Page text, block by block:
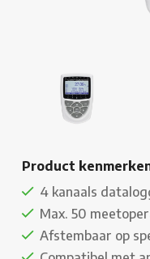
Product
4 kanaals
Max. 50
Afstembaar op